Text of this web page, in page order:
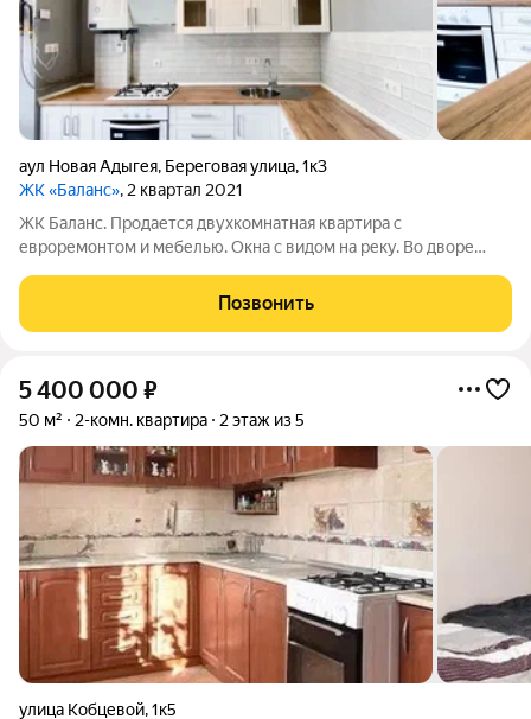
аул Новая Адыгея, Береговая улица,1к3
ЖК «Баланс», 2 квартал 2021
ЖК Баланс. Продается двухкомнатная квартира с
евроремонтом и мебелью. Окна с видом на реку. Во дворе
Парковочные места. Пункты выдачи на территории комплекса,
а также развлекательные комплексы имеются на
Позвонить
5 400 000 ₽
50 м² 2-комн. квартира 2 этаж из 5
улица Кобцевой,1к5